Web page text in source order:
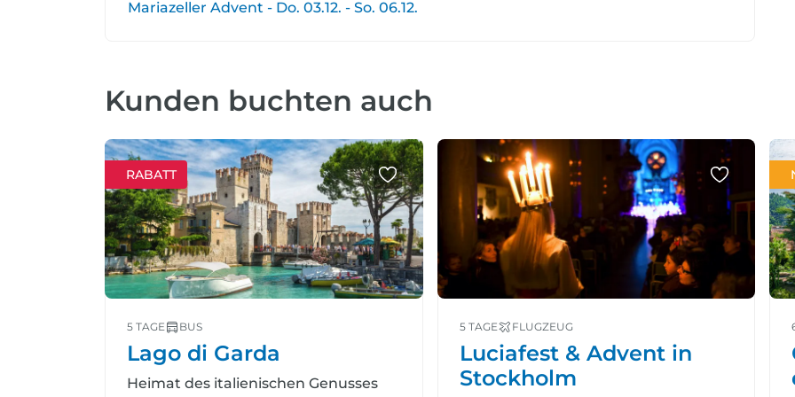
Mariazeller Advent - Do. 03.12. - So. 06.12.
Kunden buchten auch
RABATT
5 TAGE BUS
Lago di Garda
Heimat des italienischen Genusses
5 TAGE FLUGZEUG
Luciafest & Advent in
Stockholm